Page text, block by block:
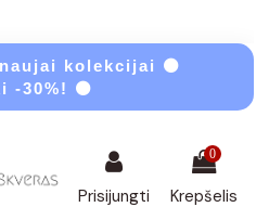
kolekcijai ⚫
-30%! ⚫
Prisijungti
0
Krepšelis